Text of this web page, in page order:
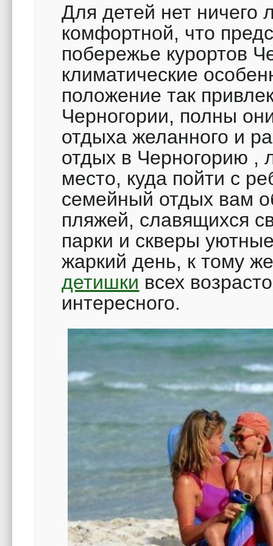
Для детей нет
комфортной, что
побережье курортов
климатические
положение так
Черногории, полны
отдыха желанного и
отдых в Черногорию ,
место, куда пойти с
семейный отдых вам
пляжей, славящихся
парки и скверы
жаркий день, к тому
детишки всех
интересного.